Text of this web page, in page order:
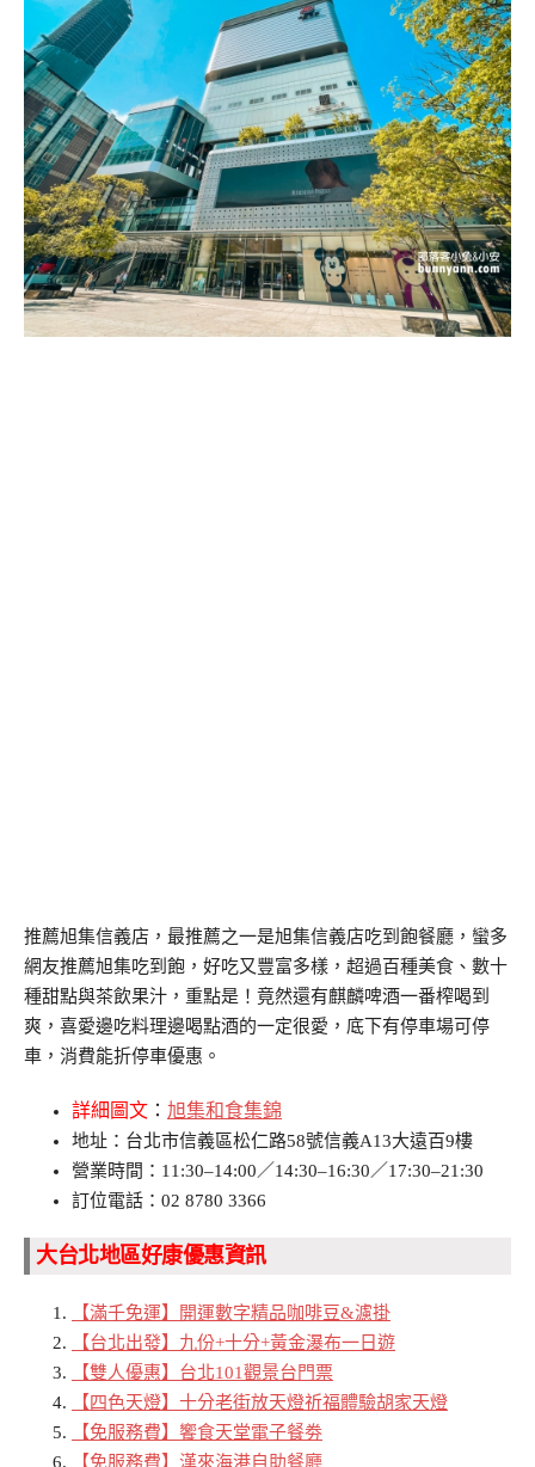
推薦旭集信義店，最推薦之一是旭集信義店吃到飽餐廳，蠻多
網友推薦旭集吃到飽，好吃又豐富多樣，超過百種美食、數十
種甜點與茶飲果汁，重點是！竟然還有麒麟啤酒一番榨喝到
爽，喜愛邊吃料理邊喝點酒的一定很愛，底下有停車場可停
車，消費能折停車優惠。
詳細圖文 ： 旭集和食集錦
地址：台北市信義區松仁路58號信義A13大遠百9樓
營業時間：11:30–14:00／14:30–16:30／17:30–21:30
訂位電話：02 8780 3366
大台北地區好康優惠資訊
【滿千免運】開運數字精品咖啡豆&濾掛
【台北出發】九份+十分+黃金瀑布一日遊
【雙人優惠】台北101觀景台門票
【四色天燈】十分老街放天燈祈福體驗胡家天燈
【免服務費】饗食天堂電子餐劵
【免服務費】漢來海港自助餐廳